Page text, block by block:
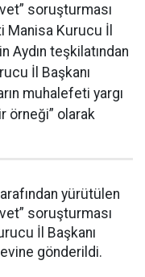
soruşturması
Manisa Kurucu İl
Aydın teşkilatından
İl Başkanı
muhalefeti yargı
örneği” olarak
yürütülen
soruşturması
İl Başkanı
gönderildi.